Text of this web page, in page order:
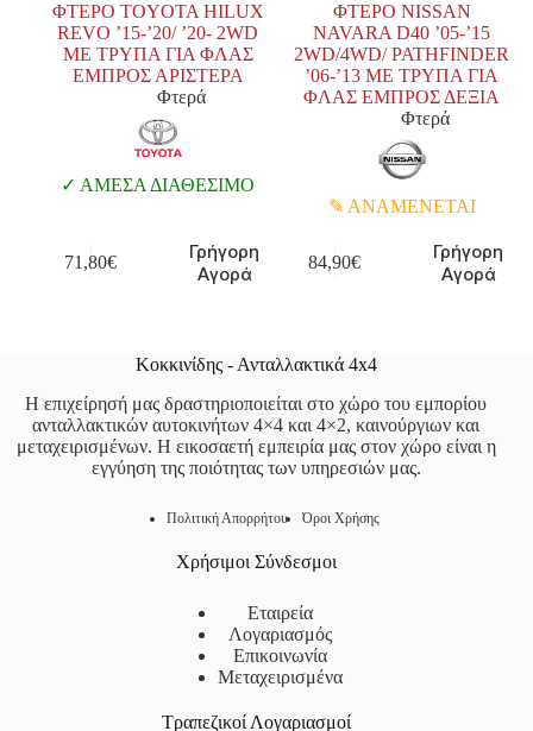
ΦΤΕΡΟ TOYOTA HILUX
REVO ’15-’20/ ’20- 2WD
ΜΕ ΤΡΥΠΑ ΓΙΑ ΦΛΑΣ
ΕΜΠΡΟΣ ΑΡΙΣΤΕΡΑ
Φτερά
ΑΜΕΣΑ ΔΙΑΘΕΣΙΜΟ
71,80€
Γρήγορη
Αγορά
ΦΤΕΡΟ NISSAN
NAVARA D40 ’05-’15
2WD/4WD/ PATHFINDER
’06-’13 ΜΕ ΤΡΥΠΑ ΓΙΑ
ΦΛΑΣ ΕΜΠΡΟΣ ΔΕΞΙΑ
Φτερά
ΑΝΑΜΕΝΕΤΑΙ
84,90€
Γρήγορη
Αγορά
Κοκκινίδης - Ανταλλακτικά 4x4
Η επιχείρησή μας δραστηριοποιείται στο χώρο του εμπορίου
ανταλλακτικών αυτοκινήτων 4×4 και 4×2, καινούργιων και
μεταχειρισμένων. Η εικοσαετή εμπειρία μας στον χώρο είναι η
εγγύηση της ποιότητας των υπηρεσιών μας.
Πολιτική Απορρήτου Όροι Χρήσης
Χρήσιμοι Σύνδεσμοι
Εταιρεία
Λογαριασμός
Επικοινωνία
Μεταχειρισμένα
Τραπεζικοί Λογαριασμοί